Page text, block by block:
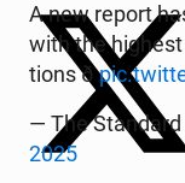
A new report
with the
tions ð
— The
2025